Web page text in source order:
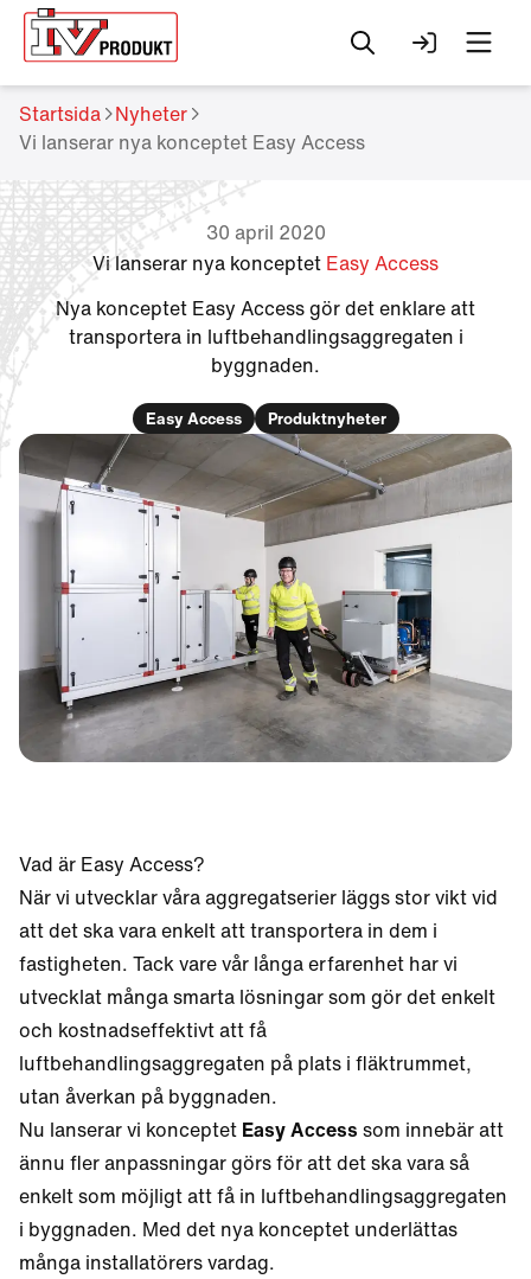
Change to
English?
Your browser has a
different language.
Want to change?
Yes
No
Sök Logga in
Startsida Nyheter
Vi lanserar nya konceptet Easy Access
30 april 2020
Vi lanserar nya konceptet Easy Access
Nya konceptet Easy Access gör det enklare att
transportera in luftbehandlingsaggregaten i
byggnaden.
Easy Access Produktnyheter
Vad är Easy Access?
När vi utvecklar våra aggregatserier läggs stor vikt vid
att det ska vara enkelt att transportera in dem i
fastigheten. Tack vare vår långa erfarenhet har vi
utvecklat många smarta lösningar som gör det enkelt
och kostnadseffektivt att få
luftbehandlingsaggregaten på plats i fläktrummet,
utan åverkan på byggnaden.
Nu lanserar vi konceptet Easy Access som innebär att
ännu fler anpassningar görs för att det ska vara så
enkelt som möjligt att få in luftbehandlingsaggregaten
i byggnaden. Med det nya konceptet underlättas
många installatörers vardag.